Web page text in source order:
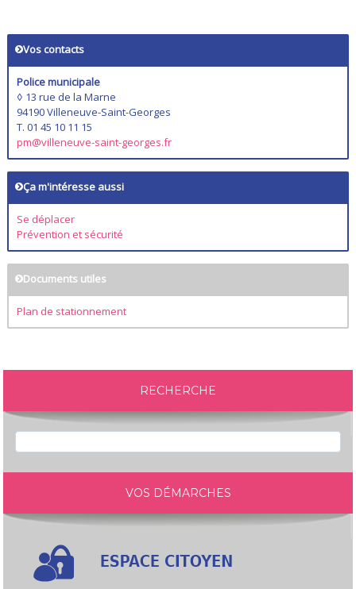
Vos contacts
Police municipale
◊ 13 rue de la Marne
94190 Villeneuve-Saint-Georges
T. 01 45 10 11 15
pm@villeneuve-saint-georges.fr
Ça m'intéresse aussi
Se déplacer
Prévention et sécurité
Documents utiles
Plan de stationnement
RECHERCHE
VOS DÉMARCHES